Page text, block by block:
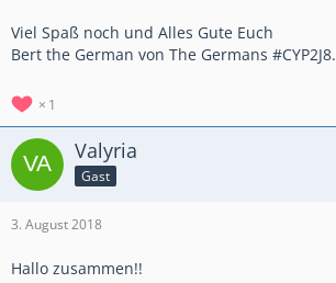
Viel Spaß noch und Alles Gute Euch
Bert the German von The Germans #CYP2J8.
1
Valyria
Gast
3. August 2018
Hallo zusammen!!